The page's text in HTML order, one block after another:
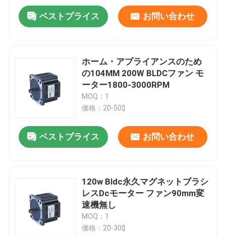
ベストプライス お問い合わせ
ホーム・アプライアンスのため
の104MM 200W BLDCファン モ
ーター1800-3000RPM
MOQ：1
価格：20-50$
ベストプライス お問い合わせ
120w Bldc永久マグネットブラシ
レスDcモーター ファン90mm変
速機無し
MOQ：1
価格：20-30$